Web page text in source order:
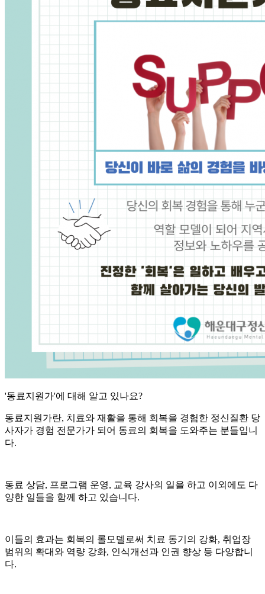
'동료지원가'에 대해 알고 있나요?
동료지원가란, 치료와 재활을 통해 회복을 경험한 정신질환 당
사자가 경험 전문가가 되어 동료의 회복을 도와주는 분들입니
다.
동료 상담, 프로그램 운영, 교육 강사의 일을 하고 이외에도 다
양한 일들을 함께 하고 있습니다.
이들의 효과는 회복의 롤모델로써 치료 동기의 강화, 취업장
범위의 확대와 역량 강화, 인식개선과 인권 향상 등 다양합니
다.